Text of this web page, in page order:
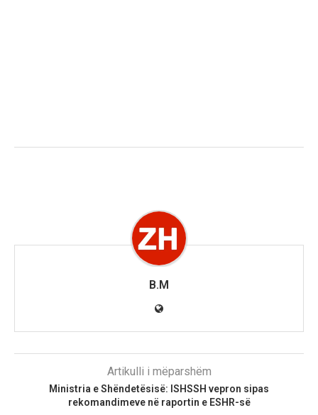
B.M
Artikulli i mëparshëm
Ministria e Shëndetësisë: ISHSSH vepron sipas
rekomandimeve në raportin e ESHR-së